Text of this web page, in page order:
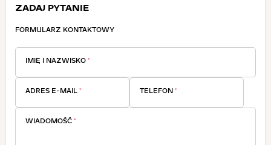
ZADAJ PYTANIE
FORMULARZ KONTAKTOWY
IMIĘ I NAZWISKO *
ADRES E-MAIL * TELEFON *
WIADOMOŚĆ *